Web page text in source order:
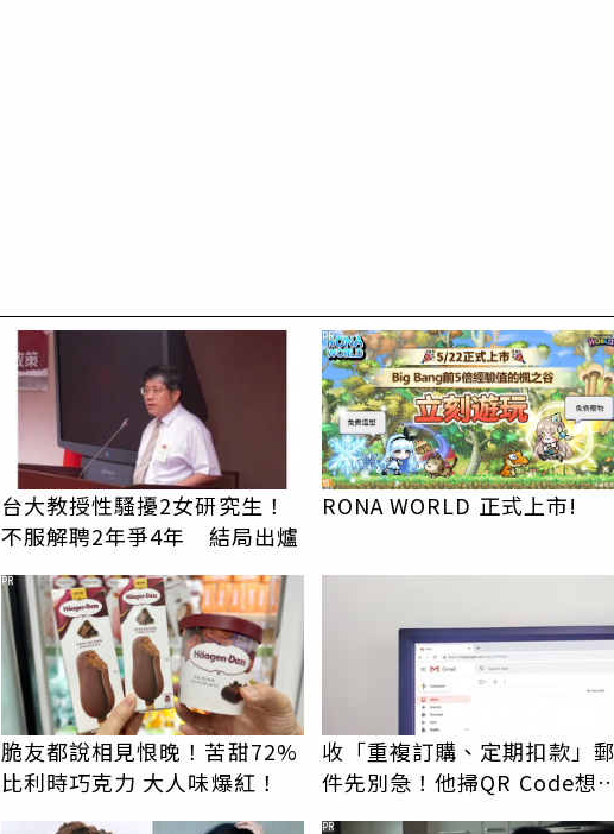
台大教授性騷擾2女研究生！
不服解聘2年爭4年 結局出爐
RONA WORLD 正式上市!
PR
脆友都說相見恨晚！苦甜72%
比利時巧克力 大人味爆紅！
PR
收「重複訂購、定期扣款」
件先別急！他掃QR Code想
PR